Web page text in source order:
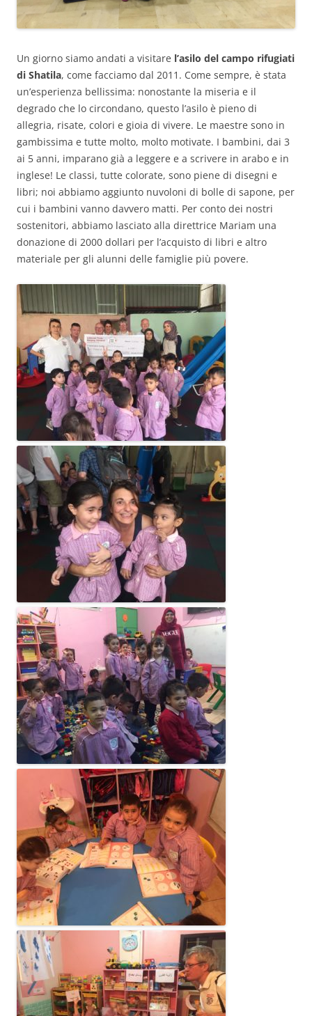
Un giorno siamo andati a visitare l’asilo del campo rifugiati
di Shatila, come facciamo dal 2011. Come sempre, è stata
un’esperienza bellissima: nonostante la miseria e il
degrado che lo circondano, questo l’asilo è pieno di
allegria, risate, colori e gioia di vivere. Le maestre sono in
gambissima e tutte molto, molto motivate. I bambini, dai 3
ai 5 anni, imparano già a leggere e a scrivere in arabo e in
inglese! Le classi, tutte colorate, sono piene di disegni e
libri; noi abbiamo aggiunto nuvoloni di bolle di sapone, per
cui i bambini vanno davvero matti. Per conto dei nostri
sostenitori, abbiamo lasciato alla direttrice Mariam una
donazione di 2000 dollari per l’acquisto di libri e altro
materiale per gli alunni delle famiglie più povere.